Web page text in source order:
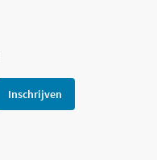
Inschrijven